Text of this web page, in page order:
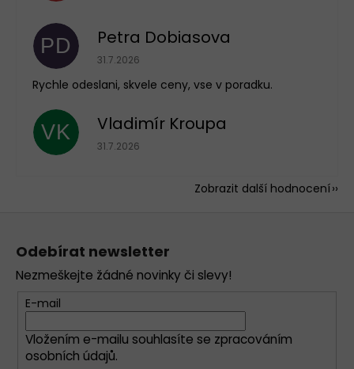
PD Petra Dobiasova
Hodnocení obchodu je 5 z 5 hvězdiček.
31.7.2026
Rychle odeslani, skvele ceny, vse v poradku.
VK Vladimír Kroupa
Hodnocení obchodu je 5 z 5 hvězdiček.
31.7.2026
Zobrazit další hodnocení
Odebírat newsletter
Nezmeškejte žádné novinky či slevy!
E-mail
Vložením e-mailu souhlasíte se zpracováním
osobních údajů.